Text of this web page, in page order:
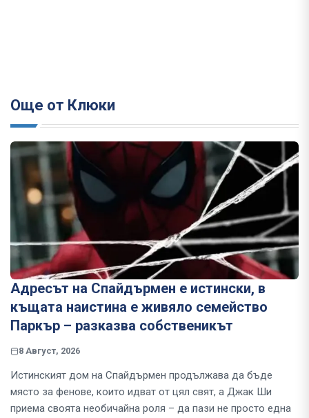
Още от Клюки
Адресът на Спайдърмен е истински, в
къщата наистина е живяло семейство
Паркър – разказва собственикът
8 Август, 2026
Истинският дом на Спайдърмен продължава да бъде
място за фенове, които идват от цял свят, а Джак Ши
приема своята необичайна роля – да пази не просто една